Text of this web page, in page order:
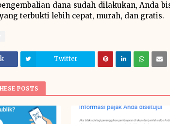
dana sudah dilakukan, Anda
yang terbukti lebih cepat, murah, dan gratis.
Twitter
POSTS